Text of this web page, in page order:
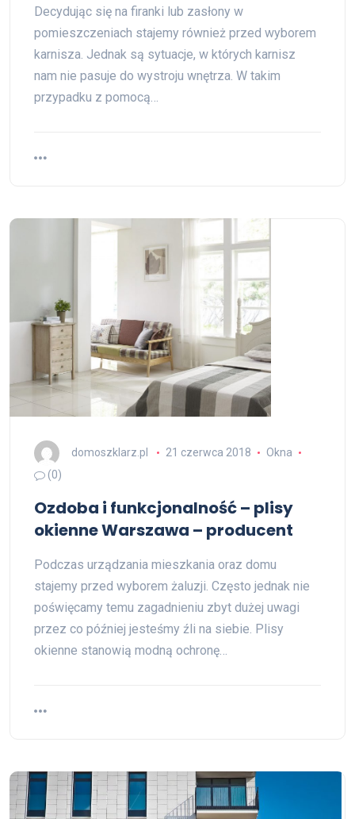
Decydując się na firanki lub zasłony w
pomieszczeniach stajemy również przed wyborem
karnisza. Jednak są sytuacje, w których karnisz
nam nie pasuje do wystroju wnętrza. W takim
przypadku z pomocą…
domoszklarz.pl 21 czerwca 2018
Okna
(0)
Ozdoba i funkcjonalność – plisy
okienne Warszawa – producent
Podczas urządzania mieszkania oraz domu
stajemy przed wyborem żaluzji. Często jednak nie
poświęcamy temu zagadnieniu zbyt dużej uwagi
przez co później jesteśmy źli na siebie. Plisy
okienne stanowią modną ochronę…